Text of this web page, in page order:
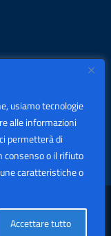
usiamo tecnologie
alle informazioni
permetterà di
consenso o il rifiuto
caratteristiche o
Accettare tutto
2026 I.I.S. "LEARDI"